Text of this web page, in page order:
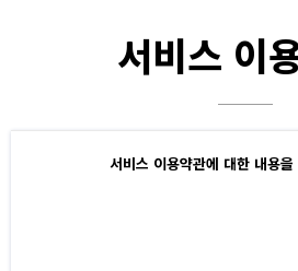
서비스 이
서비스 이용약관에 대한 내용